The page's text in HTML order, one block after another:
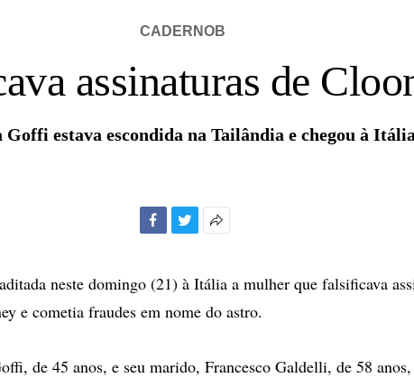
CADERNOB
assinaturas de
Goffi estava escondida na Tailândia e chegou à Itália
compartilhamento
neste domingo (21) à Itália a mulher que falsificava
e cometia fraudes em nome do astro.
de 45 anos, e seu marido, Francesco Galdelli, de 58